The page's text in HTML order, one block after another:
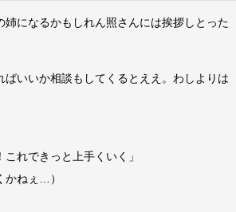
姉になるかもしれん照さんには挨拶しとった
ばいいか相談もしてくるとええ。わしよりは
れできっと上手くいく」
かねぇ…）